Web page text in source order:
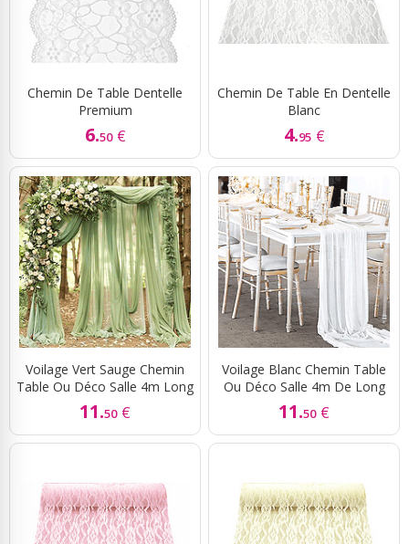
Chemin De Table Dentelle
Premium
6.50 €
Chemin De Table En Dentelle
Blanc
4.95 €
Voilage Vert Sauge Chemin
Table Ou Déco Salle 4m Long
11.50 €
Voilage Blanc Chemin Table
Ou Déco Salle 4m De Long
11.50 €